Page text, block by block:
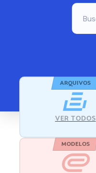
ARQUIVOS
VER TODOS
MODELOS